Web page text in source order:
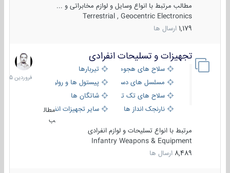
مطالب مرتبط با انواع وسایل و لوازم مخابراتی و ...
Terrestrial , Geocentric Electronics
1,179 ارسال ها
تجهیزات و تسلیحات انفرادی
سلاح های هجومی
تیربارها
مسلسل های دستی
پیستول ها و رولورها
سلاح های تک تیر اندازیشاتگان ها
نارنجک انداز ها
سایر تجهیزات انفرادی
مطال
ب
مرتبط با انواع تسلیحات و لوازم انفرادی
Infantry Weapons & Equipment
8,489 ارسال ها
17
فروردین
1405